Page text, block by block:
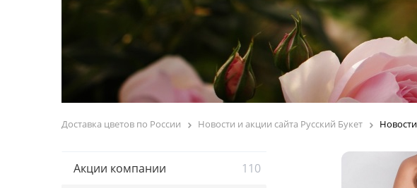
Доставка цветов по России Новости и акции сайта Русский Букет Новости
Акции компании 110